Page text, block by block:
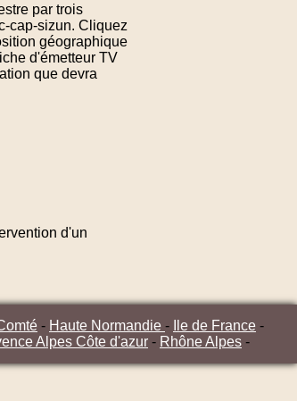
par trois
cap-sizun. Cliquez
géographique
d'émetteur TV
que devra
d'un
- Haute Normandie - Ile de France -
Alpes Côte d'azur - Rhône Alpes -